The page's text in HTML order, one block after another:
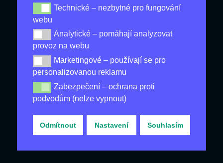
Technické – nezbytné pro fungování webu
Technické – nezbytné pro fungování
webu
Analytické – pomáhají analyzovat provoz na webu
Analytické – pomáhají analyzovat
provoz na webu
Marketingové – používají se pro personalizovanou
Marketingové – používají se pro
personalizovanou reklamu
Zabezpečení – ochrana proti podvodům (nelze
Zabezpečení – ochrana proti
podvodům (nelze vypnout)
Odmítnout Nastavení Souhlasím
Nové produkty
Nejlevnější
Produkty pro Zdraví
Pánské Produkty
Na Hubnutí
Produkty Proti Stárnutí
Proti Vypadávání Vlasů